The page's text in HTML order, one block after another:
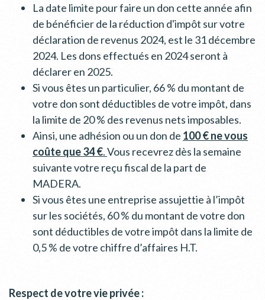
La date limite pour faire un don cette année afin
de bénéficier de la réduction d'impôt sur votre
déclaration de revenus 2024, est le 31 décembre
2024. Les dons effectués en 2024 seront à
déclarer en 2025.
Si vous êtes un particulier, 66 % du montant de
votre don sont déductibles de votre impôt, dans
la limite de 20 % des revenus nets imposables.
Ainsi, une adhésion ou un don de 100 € ne vous
coûte que 34 €.Vous recevrez dès la semaine
suivante votre reçu fiscal de la part de
MADERA.
Si vous êtes une entreprise assujettie à l’impôt
sur les sociétés, 60 % du montant de votre don
sont déductibles de votre impôt dans la limite de
0,5 % de votre chiffre d’affaires H.T.
Respect de votre vie privée :